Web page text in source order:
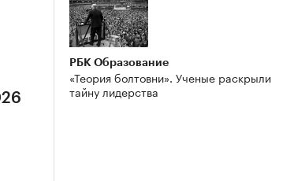
РБК Образование
«Теория болтовни». Ученые раскрыли
тайну лидерства